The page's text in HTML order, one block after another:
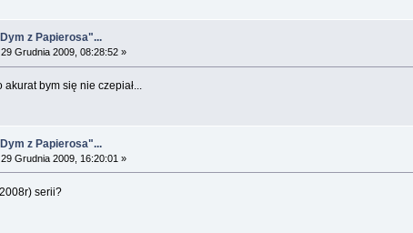
z Papierosa"...
29 Grudnia 2009, 08:28:52 »
akurat bym się nie czepiał...
z Papierosa"...
29 Grudnia 2009, 16:20:01 »
serii?